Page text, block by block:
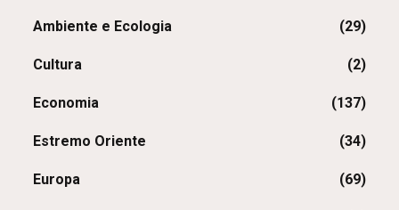
Ambiente e Ecologia (29)
Cultura (2)
Economia (137)
Estremo Oriente (34)
Europa (69)